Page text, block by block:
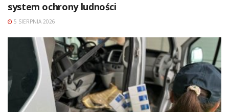
system ochrony ludności
5 SIERPNIA 2026